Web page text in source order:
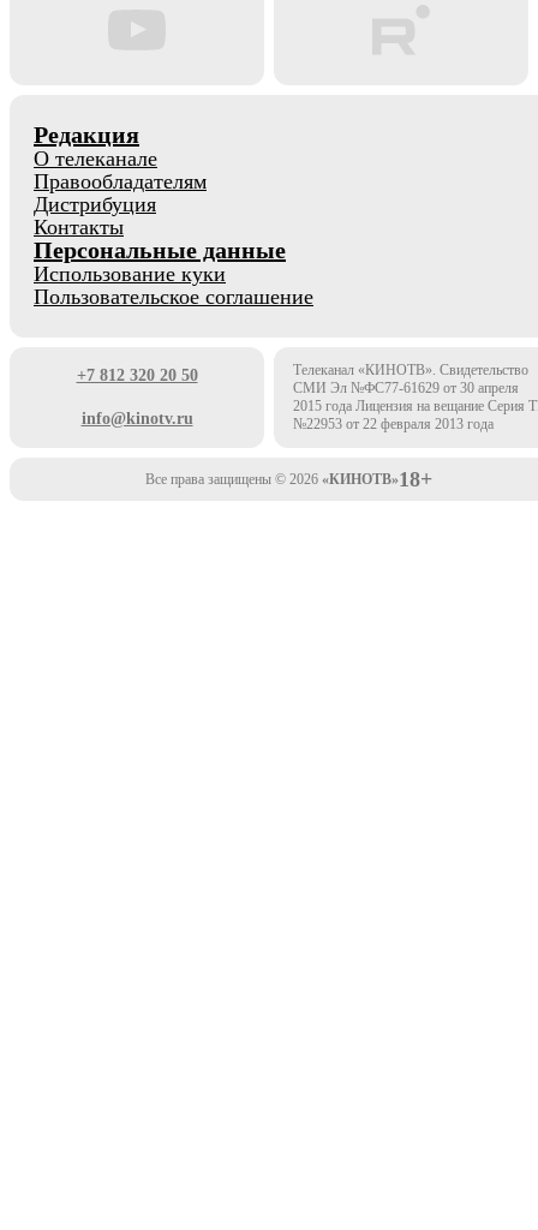
Редакция
О телеканале
Правообладателям
Дистрибуция
Контакты
Персональные данные
Использование куки
Пользовательское соглашение
+7 812 320 20 50
info@kinotv.ru
Телеканал «КИНОТВ». Свидетельство
СМИ Эл №ФС77-61629 от 30 апреля
2015 года Лицензия на вещание Серия
№22953 от 22 февраля 2013 года
Все права защищены © 2026 «КИНОТВ»18+